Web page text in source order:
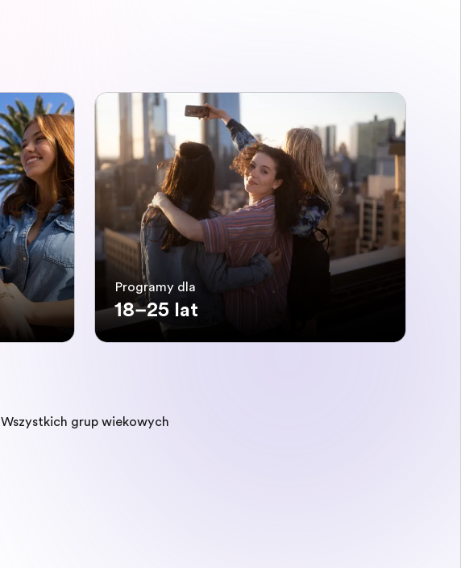
Programy dla
18–25 lat
Wszystkich grup wiekowych